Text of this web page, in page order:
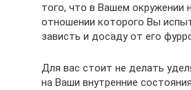
того, что в Вашем окружении
отношении которого Вы
зависть и досаду от его
Для вас стоит не делать
на Ваши внутренние